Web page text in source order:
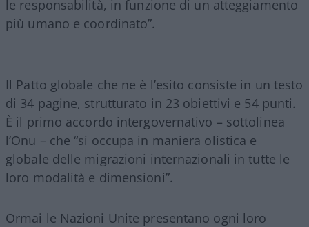
le responsabilità, in funzione di un atteggiamento
più umano e coordinato”.
Il Patto globale che ne è l’esito consiste in un testo
di 34 pagine, strutturato in 23 obiettivi e 54 punti.
È il primo accordo intergovernativo – sottolinea
l’Onu – che “si occupa in maniera olistica e
globale delle migrazioni internazionali in tutte le
loro modalità e dimensioni”.
Ormai le Nazioni Unite presentano ogni loro